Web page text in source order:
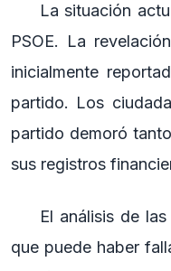
La situación
PSOE. La
inicialmente
partido. Los
partido demoró
sus registros
El análisis de
que puede haber